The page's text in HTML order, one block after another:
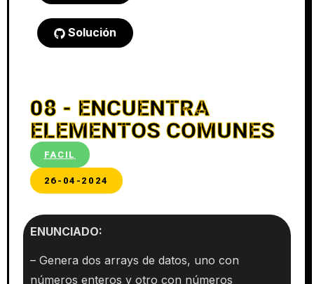
Solución
08 - ENCUENTRA
ELEMENTOS COMUNES
FACIL
26-04-2024
ENUNCIADO:
– Genera dos arrays de datos, uno con
números enteros y otro con números